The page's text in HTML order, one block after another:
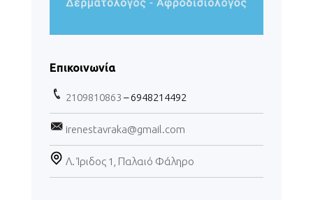
Επικοινωνία
2109810863 – 6948214492
irenestavraka@gmail.com
Λ. Ίριδος 1, Παλαιό Φάληρο